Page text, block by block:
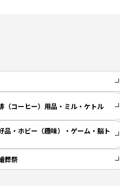
（コーヒー）用品・ミル・ケトル
品・ホビー（趣味）・ゲーム・脳ト
葬祭